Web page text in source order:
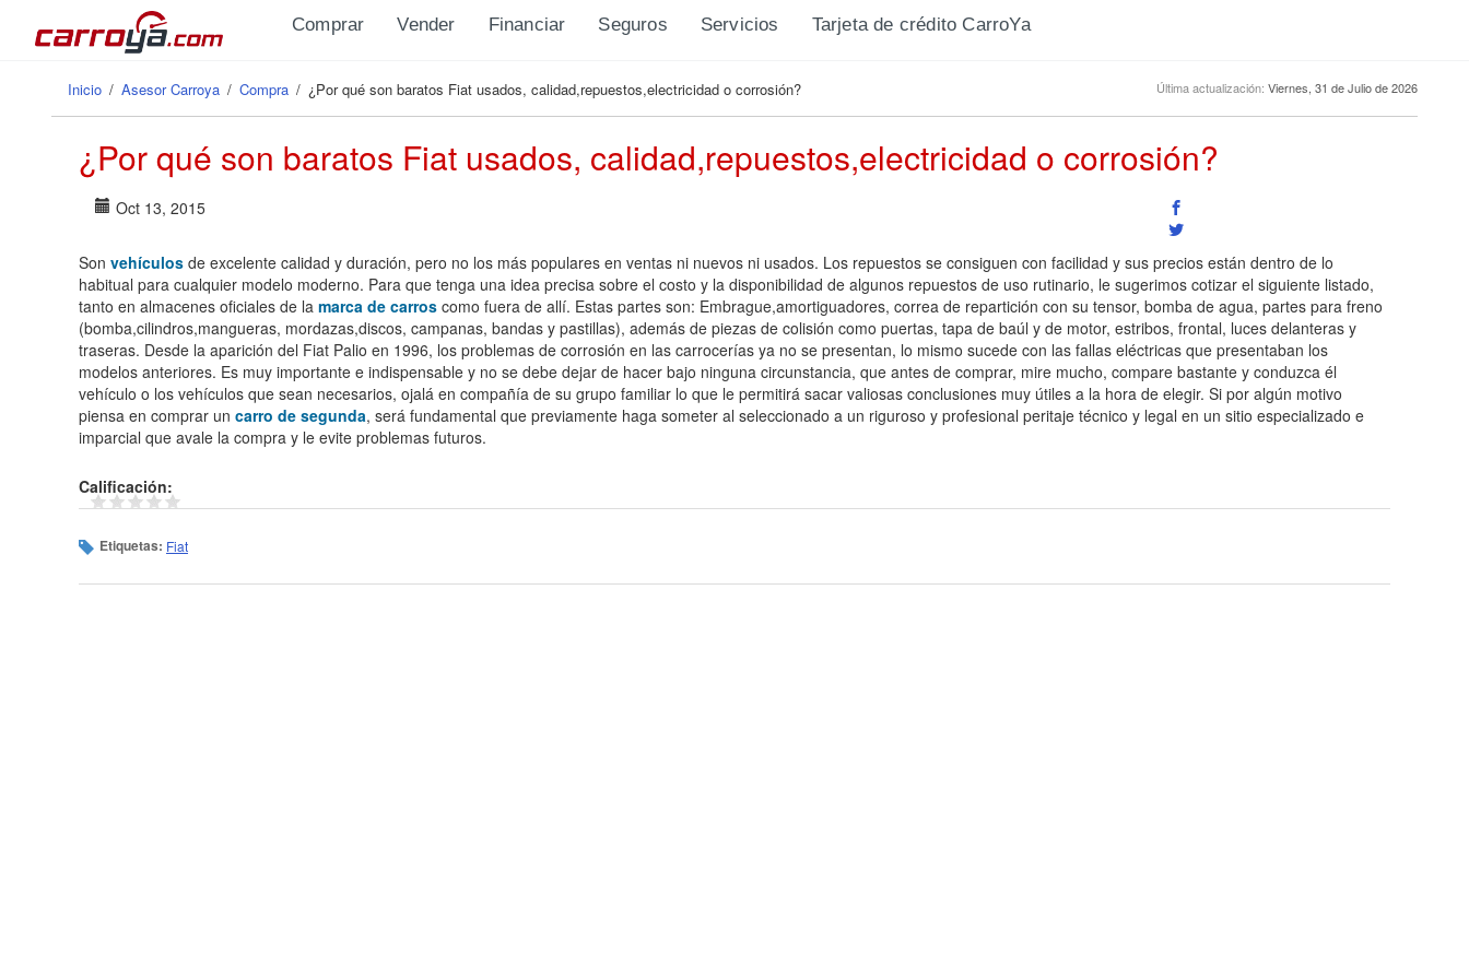
Pasar al contenido principal
Comprar Vender Financiar Seguros Servicios Tarjeta de crédito CarroYa
Se encuentra usted aquí
Inicio / Asesor Carroya / Compra / ¿Por qué son baratos Fiat usados, calidad,repuestos,electricidad o corrosión? Última actualización: Viernes, 31 de Julio de 2026
¿Por qué son baratos Fiat usados, calidad,repuestos,electricidad o corrosión?
Oct 13, 2015
Son vehículos de excelente calidad y duración, pero no los más populares en ventas ni nuevos ni usados. Los repuestos se consiguen con facilidad y sus precios están dentro de lo
habitual para cualquier modelo moderno. Para que tenga una idea precisa sobre el costo y la disponibilidad de algunos repuestos de uso rutinario, le sugerimos cotizar el siguiente listado,
tanto en almacenes oficiales de la marca de carros como fuera de allí. Estas partes son: Embrague,amortiguadores, correa de repartición con su tensor, bomba de agua, partes para freno
(bomba,cilindros,mangueras, mordazas,discos, campanas, bandas y pastillas), además de piezas de colisión como puertas, tapa de baúl y de motor, estribos, frontal, luces delanteras y
traseras. Desde la aparición del Fiat Palio en 1996, los problemas de corrosión en las carrocerías ya no se presentan, lo mismo sucede con las fallas eléctricas que presentaban los
modelos anteriores. Es muy importante e indispensable y no se debe dejar de hacer bajo ninguna circunstancia, que antes de comprar, mire mucho, compare bastante y conduzca él
vehículo o los vehículos que sean necesarios, ojalá en compañía de su grupo familiar lo que le permitirá sacar valiosas conclusiones muy útiles a la hora de elegir. Si por algún motivo
piensa en comprar un carro de segunda, será fundamental que previamente haga someter al seleccionado a un riguroso y profesional peritaje técnico y legal en un sitio especializado e
imparcial que avale la compra y le evite problemas futuros.
Calificación:
Etiquetas: Fiat